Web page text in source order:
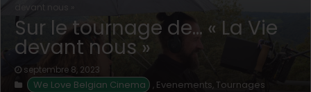
devant nous »
Sur le tournage de… « La Vie
devant nous »
septembre 8, 2023
We Love Belgian Cinema , Evenements,Tournages